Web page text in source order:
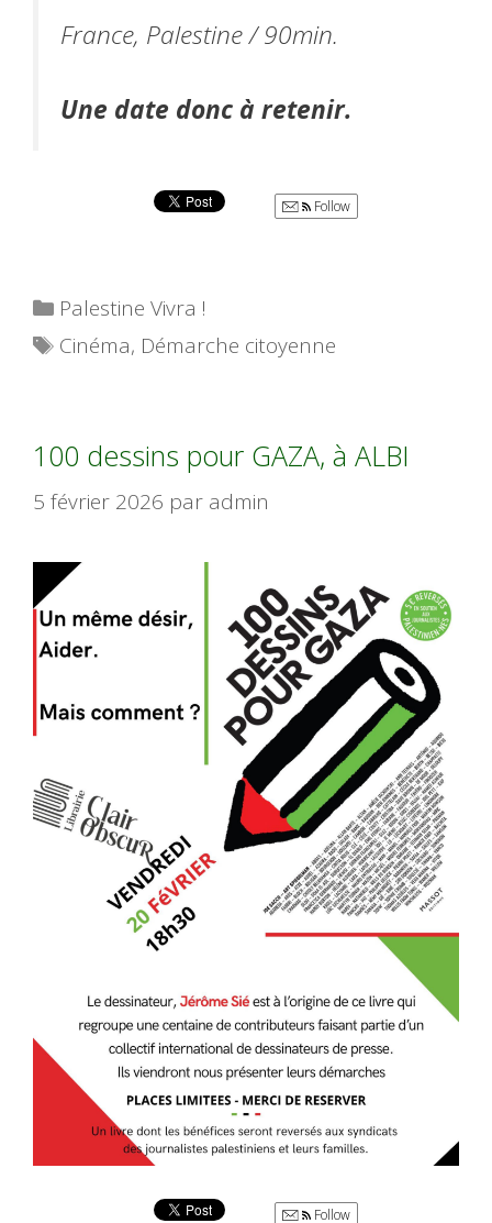
France, Palestine / 90min.
Une date donc à retenir.
Follow
Catégories
Palestine Vivra !
Étiquettes
Cinéma, Démarche citoyenne
100 dessins pour GAZA, à ALBI
5 février 2026 par admin
Follow